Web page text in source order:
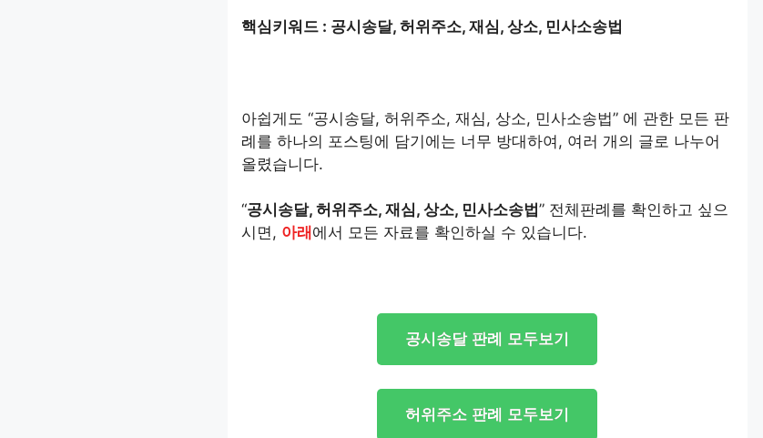
핵심키워드 : 공시송달, 허위주소, 재심, 상소, 민사소송법
아쉽게도 “공시송달, 허위주소, 재심, 상소, 민사소송법” 에 관한 모든 판
례를 하나의 포스팅에 담기에는 너무 방대하여, 여러 개의 글로 나누어
올렸습니다.
“공시송달, 허위주소, 재심, 상소, 민사소송법” 전체판례를 확인하고 싶으
시면, 아래 에서 모든 자료를 확인하실 수 있습니다.
공시송달 판례 모두보기
허위주소 판례 모두보기